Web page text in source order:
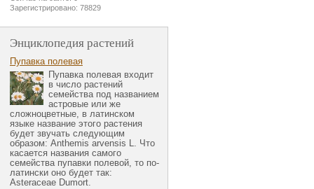
Зарегистрировано: 78829
Энциклопедия растений
Пупавка полевая
Пупавка полевая входит
в число растений
семейства под названием
астровые или же
сложноцветные, в латинском
языке название этого растения
будет звучать следующим
образом: Anthemis arvensis L. Что
касается названия самого
семейства пупавки полевой, то по-
латински оно будет так:
Asteraceae Dumort.